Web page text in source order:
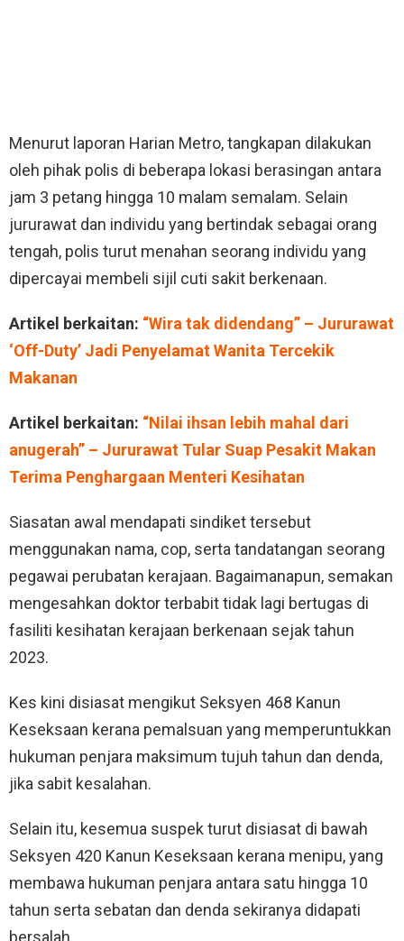
Menurut laporan Harian Metro, tangkapan dilakukan
oleh pihak polis di beberapa lokasi berasingan antara
jam 3 petang hingga 10 malam semalam. Selain
jururawat dan individu yang bertindak sebagai orang
tengah, polis turut menahan seorang individu yang
dipercayai membeli sijil cuti sakit berkenaan.
Artikel berkaitan: “Wira tak didendang” – Jururawat
‘Off-Duty’ Jadi Penyelamat Wanita Tercekik
Makanan
Artikel berkaitan: “Nilai ihsan lebih mahal dari
anugerah” – Jururawat Tular Suap Pesakit Makan
Terima Penghargaan Menteri Kesihatan
Siasatan awal mendapati sindiket tersebut
menggunakan nama, cop, serta tandatangan seorang
pegawai perubatan kerajaan. Bagaimanapun, semakan
mengesahkan doktor terbabit tidak lagi bertugas di
fasiliti kesihatan kerajaan berkenaan sejak tahun
2023.
Kes kini disiasat mengikut Seksyen 468 Kanun
Keseksaan kerana pemalsuan yang memperuntukkan
hukuman penjara maksimum tujuh tahun dan denda,
jika sabit kesalahan.
Selain itu, kesemua suspek turut disiasat di bawah
Seksyen 420 Kanun Keseksaan kerana menipu, yang
membawa hukuman penjara antara satu hingga 10
tahun serta sebatan dan denda sekiranya didapati
bersalah.